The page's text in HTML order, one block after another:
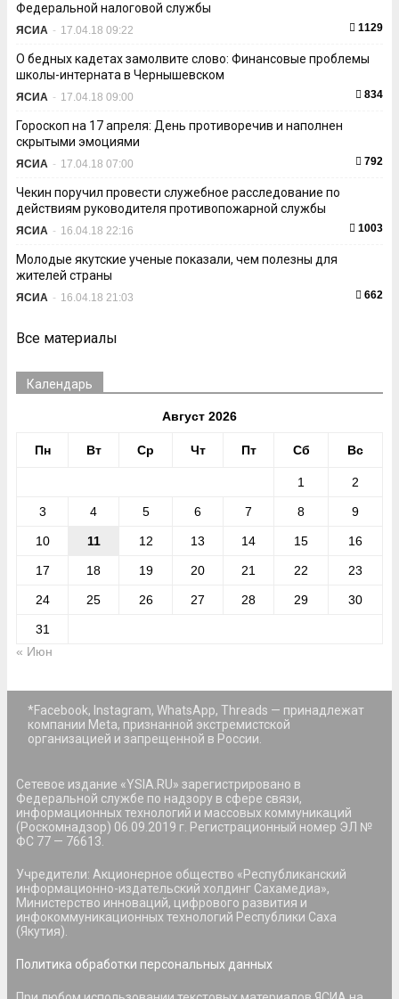
Федеральной налоговой службы
ЯСИА - 17.04.18 09:22 1129
О бедных кадетах замолвите слово: Финансовые проблемы
школы-интерната в Чернышевском
ЯСИА - 17.04.18 09:00 834
Гороскоп на 17 апреля: День противоречив и наполнен
скрытыми эмоциями
ЯСИА - 17.04.18 07:00 792
Чекин поручил провести служебное расследование по
действиям руководителя противопожарной службы
ЯСИА - 16.04.18 22:16 1003
Молодые якутские ученые показали, чем полезны для
жителей страны
ЯСИА - 16.04.18 21:03 662
Все материалы
Календарь
Август 2026
Пн Вт Ср Чт Пт Сб Вс
1 2
3 4 5 6 7 8 9
10 11 12 13 14 15 16
17 18 19 20 21 22 23
24 25 26 27 28 29 30
31
« Июн
*Facebook, Instagram, WhatsApp, Threads — принадлежат
компании Meta, признанной экстремистской
организацией и запрещенной в России.
Сетевое издание «YSIA.RU» зарегистрировано в
Федеральной службе по надзору в сфере связи,
информационных технологий и массовых коммуникаций
(Роскомнадзор) 06.09.2019 г. Регистрационный номер ЭЛ №
ФС 77 — 76613.
Учредители: Акционерное общество «Республиканский
информационно-издательский холдинг Сахамедиа»,
Министерство инноваций, цифрового развития и
инфокоммуникационных технологий Республики Саха
(Якутия).
Политика обработки персональных данных